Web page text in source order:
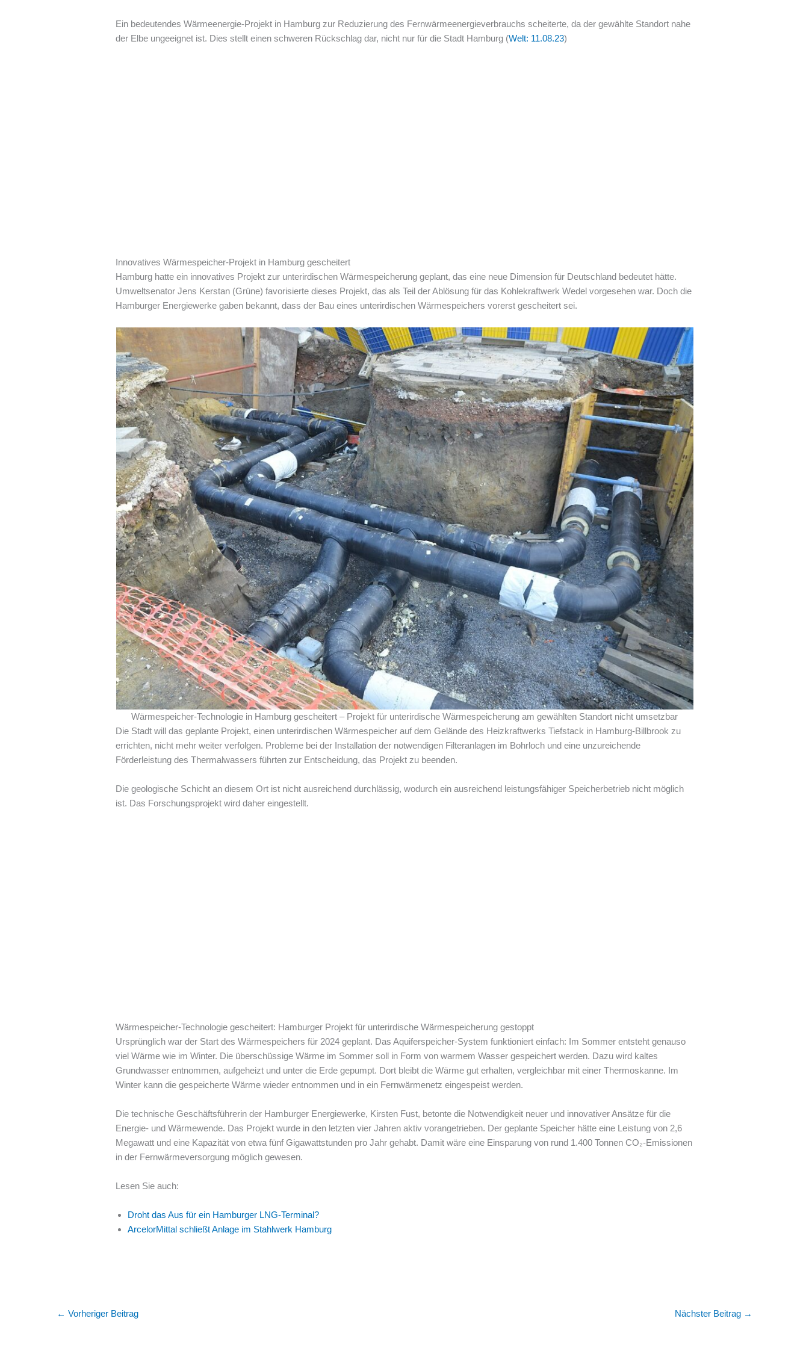
Ein bedeutendes Wärmeenergie-Projekt in Hamburg zur Reduzierung des Fernwärmeenergieverbrauchs scheiterte, da der gewählte Standort nahe
der Elbe ungeeignet ist. Dies stellt einen schweren Rückschlag dar, nicht nur für die Stadt Hamburg (Welt: 11.08.23)
Innovatives Wärmespeicher-Projekt in Hamburg gescheitert
Hamburg hatte ein innovatives Projekt zur unterirdischen Wärmespeicherung geplant, das eine neue Dimension für Deutschland bedeutet hätte.
Umweltsenator Jens Kerstan (Grüne) favorisierte dieses Projekt, das als Teil der Ablösung für das Kohlekraftwerk Wedel vorgesehen war. Doch die
Hamburger Energiewerke gaben bekannt, dass der Bau eines unterirdischen Wärmespeichers vorerst gescheitert sei.
Wärmespeicher-Technologie in Hamburg gescheitert – Projekt für unterirdische Wärmespeicherung am gewählten Standort nicht umsetzbar
Die Stadt will das geplante Projekt, einen unterirdischen Wärmespeicher auf dem Gelände des Heizkraftwerks Tiefstack in Hamburg-Billbrook zu
errichten, nicht mehr weiter verfolgen. Probleme bei der Installation der notwendigen Filteranlagen im Bohrloch und eine unzureichende
Förderleistung des Thermalwassers führten zur Entscheidung, das Projekt zu beenden.
Die geologische Schicht an diesem Ort ist nicht ausreichend durchlässig, wodurch ein ausreichend leistungsfähiger Speicherbetrieb nicht möglich
ist. Das Forschungsprojekt wird daher eingestellt.
Wärmespeicher-Technologie gescheitert: Hamburger Projekt für unterirdische Wärmespeicherung gestoppt
Ursprünglich war der Start des Wärmespeichers für 2024 geplant. Das Aquiferspeicher-System funktioniert einfach: Im Sommer entsteht genauso
viel Wärme wie im Winter. Die überschüssige Wärme im Sommer soll in Form von warmem Wasser gespeichert werden. Dazu wird kaltes
Grundwasser entnommen, aufgeheizt und unter die Erde gepumpt. Dort bleibt die Wärme gut erhalten, vergleichbar mit einer Thermoskanne. Im
Winter kann die gespeicherte Wärme wieder entnommen und in ein Fernwärmenetz eingespeist werden.
Die technische Geschäftsführerin der Hamburger Energiewerke, Kirsten Fust, betonte die Notwendigkeit neuer und innovativer Ansätze für die
Energie- und Wärmewende. Das Projekt wurde in den letzten vier Jahren aktiv vorangetrieben. Der geplante Speicher hätte eine Leistung von 2,6
Megawatt und eine Kapazität von etwa fünf Gigawattstunden pro Jahr gehabt. Damit wäre eine Einsparung von rund 1.400 Tonnen CO₂-Emissionen
in der Fernwärmeversorgung möglich gewesen.
Lesen Sie auch:
Droht das Aus für ein Hamburger LNG-Terminal?
ArcelorMittal schließt Anlage im Stahlwerk Hamburg
← Vorheriger Beitrag Nächster Beitrag →